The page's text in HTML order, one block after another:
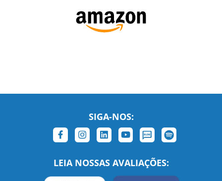
SIGA-NOS:
LEIA NOSSAS AVALIAÇÕES: